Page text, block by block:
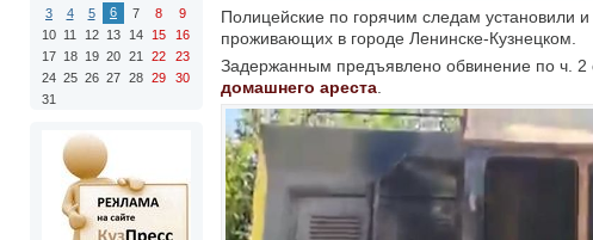
3
4 5 6 7 8
9
10 11 12 13 14 15
16
17 18 19 20 21 22
23
24 25 26 27 28 29
30
31
Полицейские по горячим следам установили
проживающих в городе Ленинске-Кузнецком.
Задержанным предъявлено обвинение по ч.
домашнего ареста